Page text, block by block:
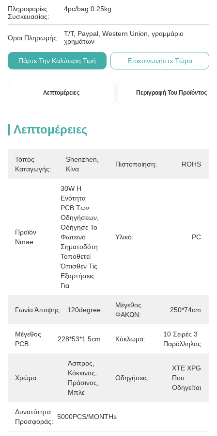
Πληροφορίες
Συσκευασίας:
4pc/bag 0.25kg
Όροι Πληρωμής:
T/T, Paypal, Western Union, γραμμάριο
χρημάτων
Πάρτε Την Καλύτερη Τιμή Επικοινωνήστε Τώρα
Λεπτομέρειες Περιγραφή Του Προϊόντος
Λεπτομέρειες
Τόπος
Καταγωγής:
Shenzhen,
Κίνα
Πιστοποίηση: ROHS
Προϊόν
Nmae:
30W Η
Ενότητα
PCB Των
Οδηγήσεων,
Οδήγησε Το
Φωτεινό
Σηματοδότη
Τοποθετεί
Όπισθεν Τις
Εξαρτήσεις
Για
Υλικό: PC
Γωνία Άποψης: 120degree
Μέγεθος
ΦΑΚΩΝ:
250*74cm
Μέγεθος
PCB:
228*53*1.5cm Κύκλωμα:
10 Σειρές 3
Παράλληλος
Χρώμα:
Άσπρος,
Κόκκινος,
Πράσινος,
Μπλε
Οδηγήσεις:
XTE XPG
Που
Οδηγείται
Δυνατότητα
Προσφοράς:
5000PCS/MONTHs